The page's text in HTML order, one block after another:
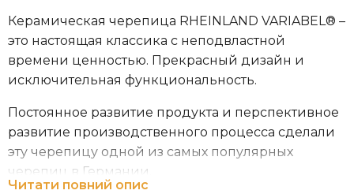
Керамическая черепица RHEINLAND VARIABEL® –
это настоящая классика с неподвластной
времени ценностью. Прекрасный дизайн и
исключительная функциональность.
Постоянное развитие продукта и перспективное
развитие производственного процесса сделали
эту черепицу одной из самых популярных
черепиц в Германии.
Читати повний опис